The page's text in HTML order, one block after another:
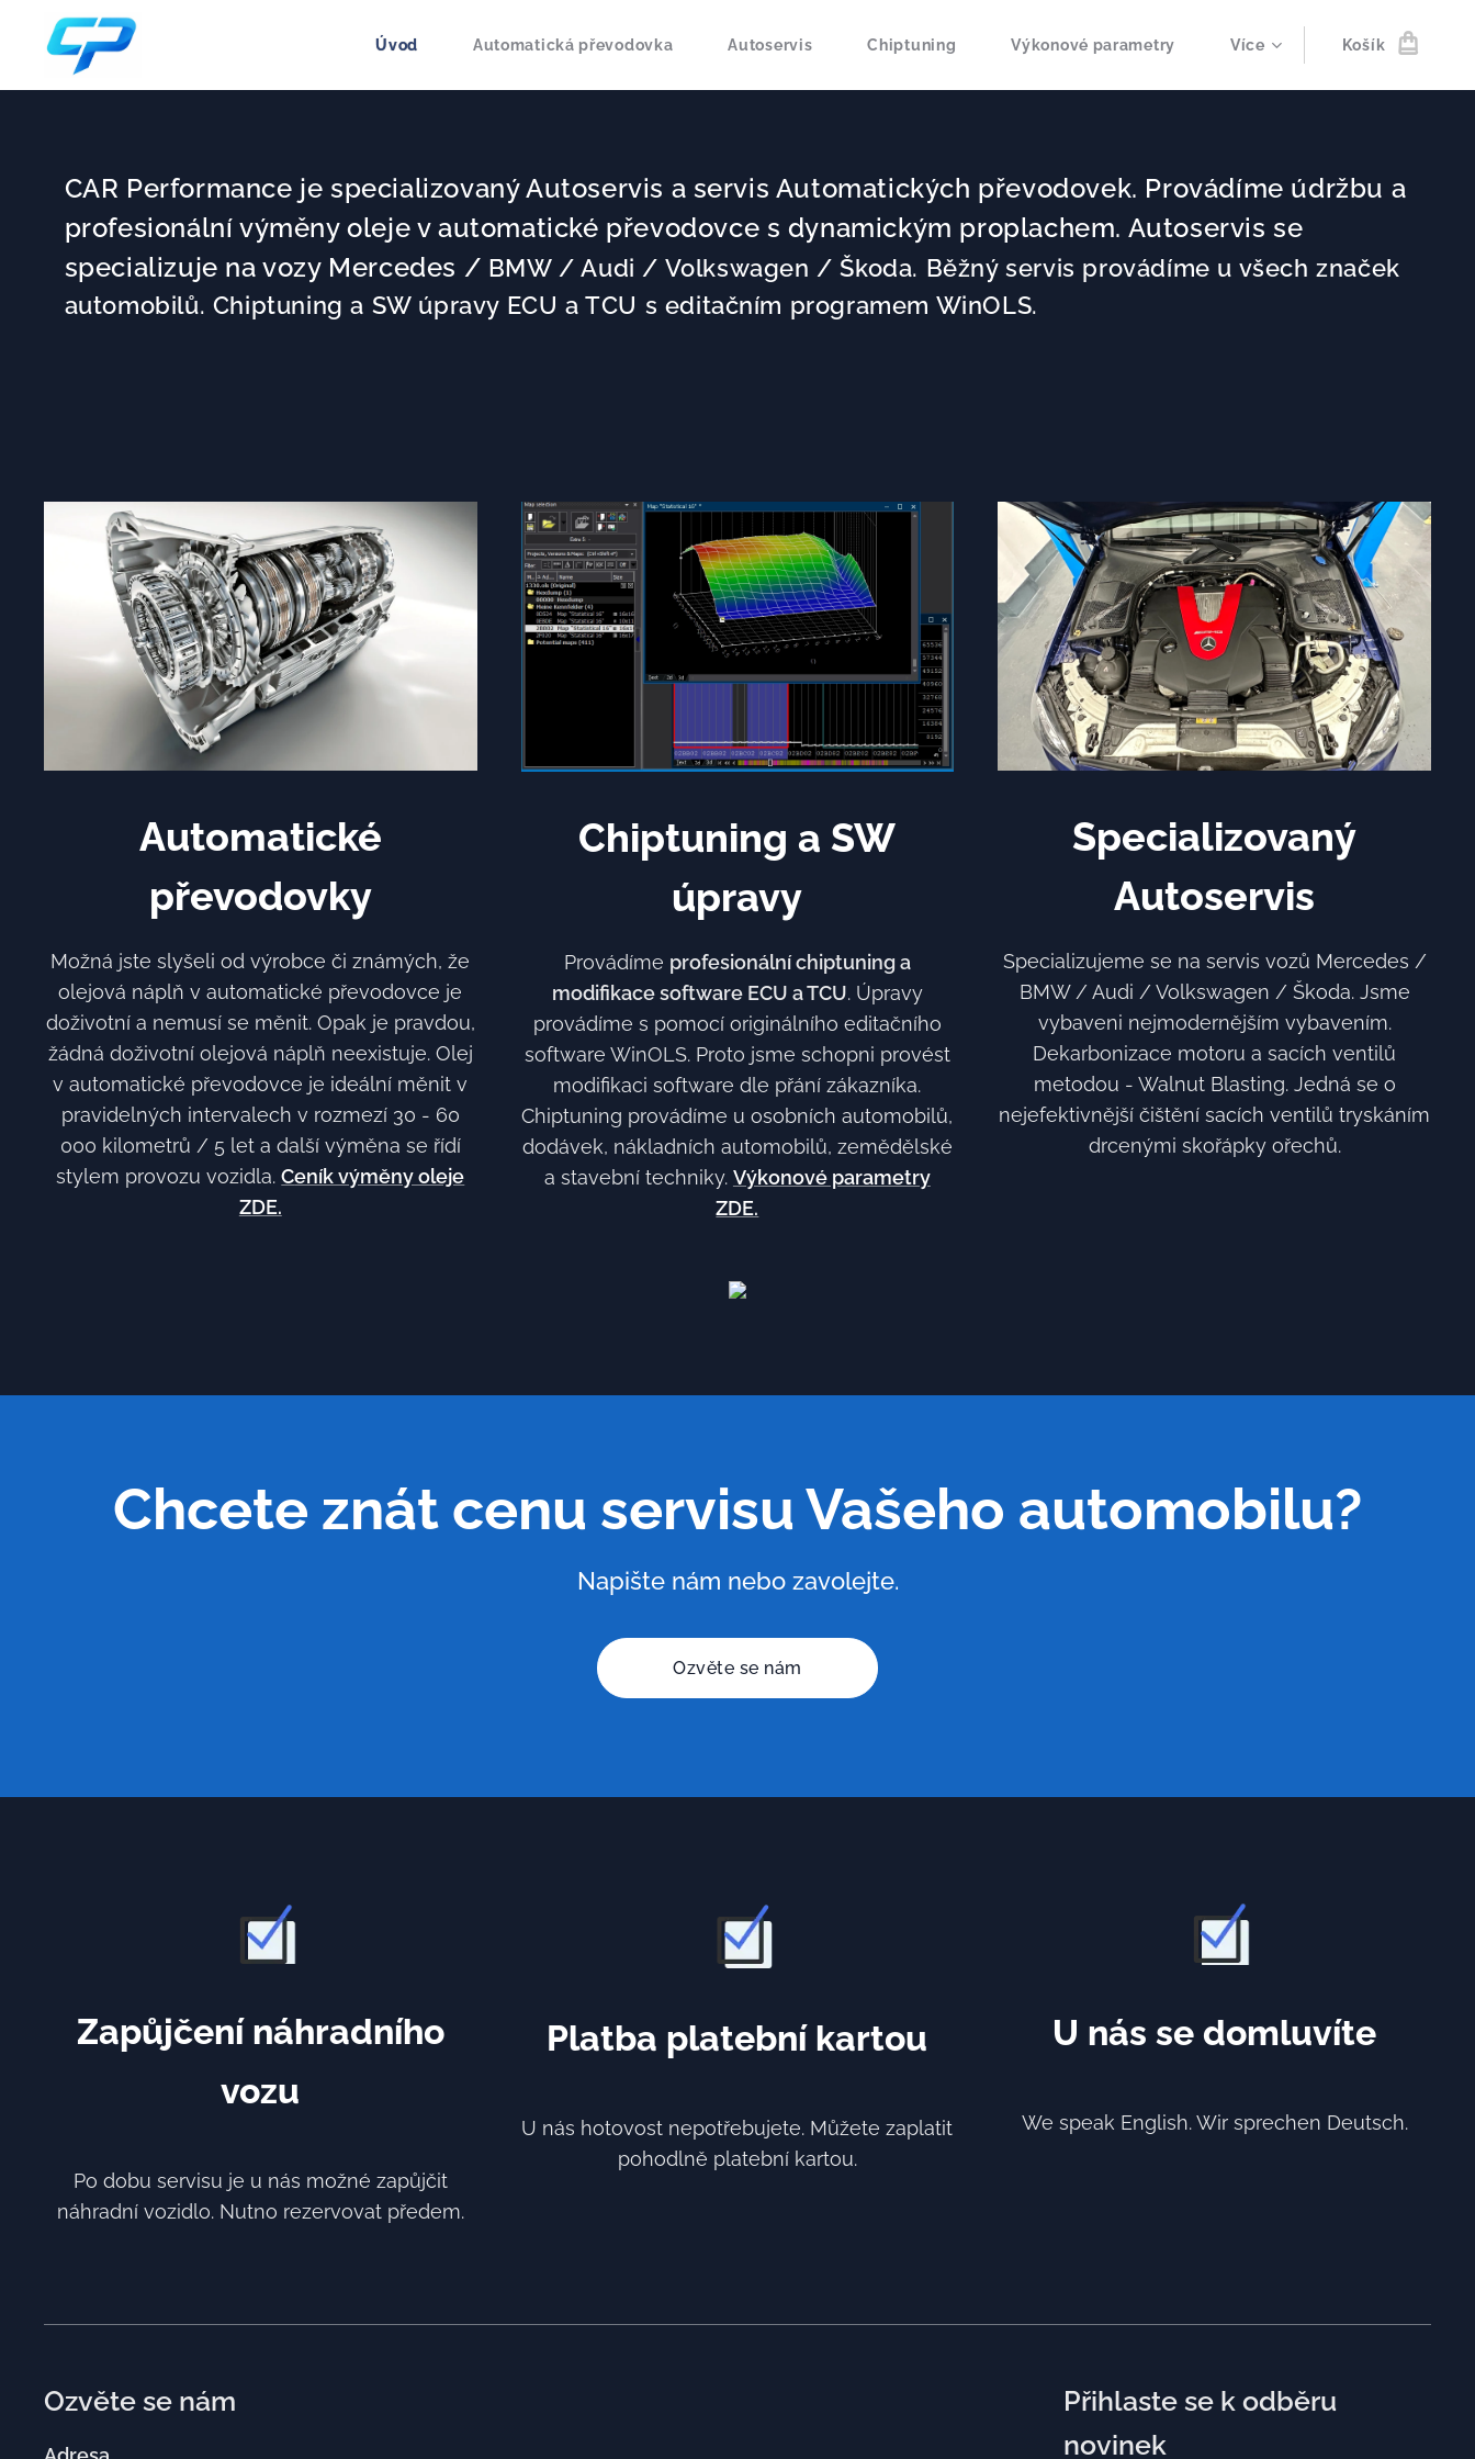
Úvod Automatická převodovka Autoservis Chiptuning Výkonové parametry Více Košík
CAR Performance je specializovaný Autoservis a servis Automatických převodovek. Provádíme údržbu a
profesionální výměny oleje v automatické převodovce s dynamickým proplachem. Autoservis se
specializuje na vozy Mercedes / BMW / Audi / Volkswagen / Škoda. Běžný servis provádíme u všech značek
automobilů. Chiptuning a SW úpravy ECU a TCU s editačním programem WinOLS.
Automatické
převodovky
Možná jste slyšeli od výrobce či známých, že
olejová náplň v automatické převodovce je
doživotní a nemusí se měnit. Opak je pravdou,
žádná doživotní olejová náplň neexistuje. Olej
v automatické převodovce je ideální měnit v
pravidelných intervalech v rozmezí 30 - 60
000 kilometrů / 5 let a další výměna se řídí
stylem provozu vozidla.Ceník výměny oleje
ZDE.
Chiptuning a SW
úpravy
Provádíme profesionální chiptuning a
modifikace software ECU a TCU. Úpravy
provádíme s pomocí originálního editačního
software WinOLS. Proto jsme schopni provést
modifikaci software dle přání zákazníka.
Chiptuning provádíme u osobních automobilů,
dodávek, nákladních automobilů, zemědělské
a stavební techniky. Výkonové parametry
ZDE.
Specializovaný
Autoservis
Specializujeme se na servis vozů Mercedes /
BMW / Audi / Volkswagen / Škoda. Jsme
vybaveni nejmodernějším vybavením.
Dekarbonizace motoru a sacích ventilů
metodou - Walnut Blasting. Jedná se o
nejefektivnější čištění sacích ventilů tryskáním
drcenými skořápky ořechů.
Chcete znát cenu servisu Vašeho automobilu?
Napište nám nebo zavolejte.
Ozvěte se nám
Zapůjčení náhradního
vozu
Po dobu servisu je u nás možné zapůjčit
náhradní vozidlo. Nutno rezervovat předem.
Platba platební kartou
U nás hotovost nepotřebujete. Můžete zaplatit
pohodlně platební kartou.
U nás se domluvíte
We speak English. Wir sprechen Deutsch.
Ozvěte se nám
Přihlaste se k odběru
novinek